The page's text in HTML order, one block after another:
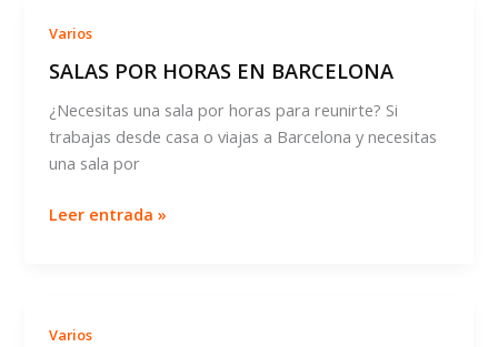
Varios
SALAS POR HORAS EN BARCELONA
¿Necesitas una sala por horas para reunirte? Si
trabajas desde casa o viajas a Barcelona y necesitas
una sala por
SALAS
Leer entrada »
Varios